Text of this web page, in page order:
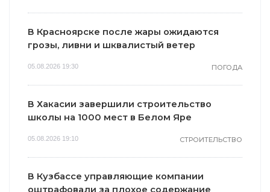
В Красноярске после жары ожидаются
грозы, ливни и шквалистый ветер
05.08.2026 19:30 ПОГОДА
В Хакасии завершили строительство
школы на 1000 мест в Белом Яре
05.08.2026 19:10 СТРОИТЕЛЬСТВО
В Кузбассе управляющие компании
оштрафовали за плохое содержание